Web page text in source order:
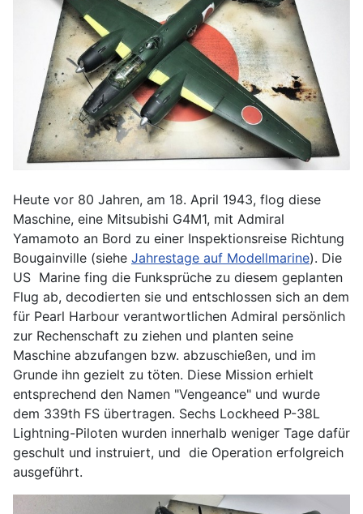
Heute vor 80 Jahren, am 18. April 1943, flog diese
Maschine, eine Mitsubishi G4M1, mit Admiral
Yamamoto an Bord zu einer Inspektionsreise Richtung
Bougainville (siehe Jahrestage auf Modellmarine). Die
US Marine fing die Funksprüche zu diesem geplanten
Flug ab, decodierten sie und entschlossen sich an dem
für Pearl Harbour verantwortlichen Admiral persönlich
zur Rechenschaft zu ziehen und planten seine
Maschine abzufangen bzw. abzuschießen, und im
Grunde ihn gezielt zu töten. Diese Mission erhielt
entsprechend den Namen "Vengeance" und wurde
dem 339th FS übertragen. Sechs Lockheed P-38L
Lightning-Piloten wurden innerhalb weniger Tage dafür
geschult und instruiert, und die Operation erfolgreich
ausgeführt.